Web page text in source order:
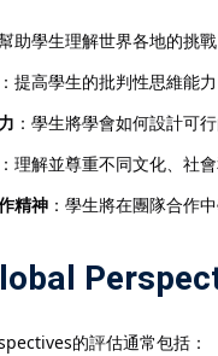
幫助學生理解世界各地的挑
：提高學生的批判性思維能
：學生將學會如何設計可
理解並尊重不同文化、社
精神 ：學生將在團隊合作
的評估通常包括：